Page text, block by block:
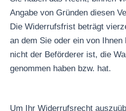
Angabe von Gründen diesen
Die Widerrufsfrist beträgt
an dem Sie oder ein von
nicht der Beförderer ist, die
genommen haben bzw. hat.
Um Ihr Widerrufsrecht